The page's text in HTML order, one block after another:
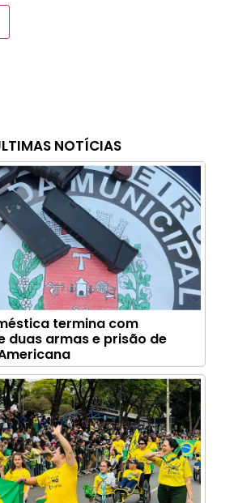
NOTÍCIAS
termina com
duas armas e prisão de